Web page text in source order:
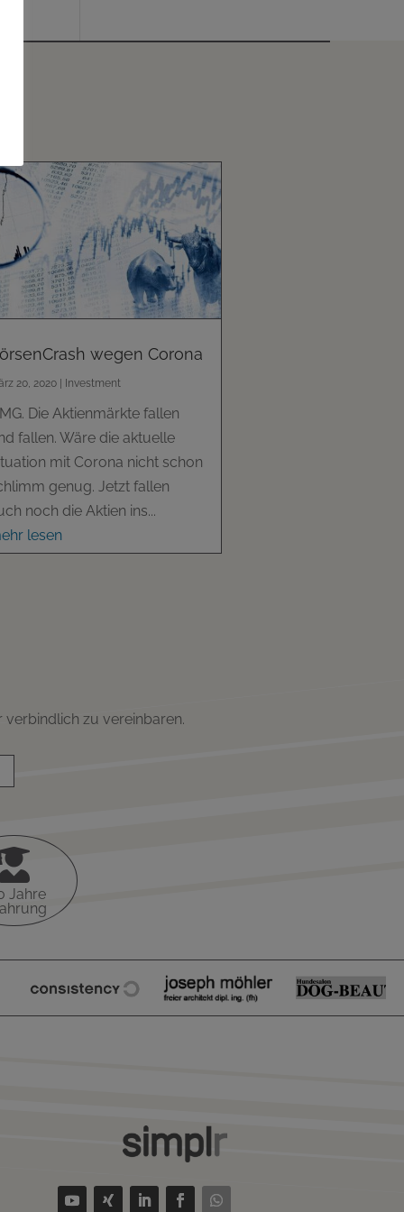
wegen Corona
20, 2020 Investment
Die Aktienmärkte fallen
fallen. Wäre die aktuelle
mit Corona nicht schon
genug. Jetzt fallen
noch die Aktien ins...
lesen
zu vereinbaren.
Jahre